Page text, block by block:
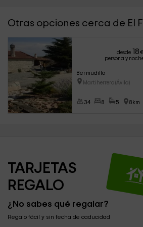
Otras opciones cerca de El
desde 18
persona y
Bermudillo
Martiherrero (Ávila)
34 8 5 8km
TARJETAS
REGALO
¿No sabes qué regalar?
Regalo fácil y sin fecha de caducidad